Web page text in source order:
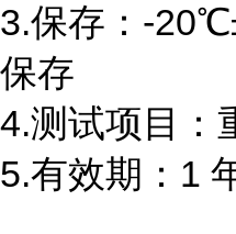
3.保存：-
保存
4.测试项目：
5.有效期：1